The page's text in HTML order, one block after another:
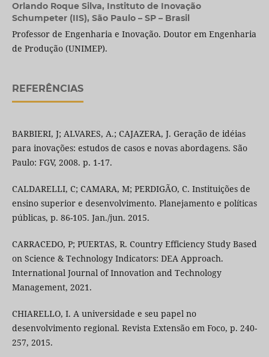
Orlando Roque Silva, Instituto de Inovação
Schumpeter (IIS), São Paulo – SP – Brasil
Professor de Engenharia e Inovação. Doutor em Engenharia
de Produção (UNIMEP).
REFERÊNCIAS
BARBIERI, J; ALVARES, A.; CAJAZERA, J. Geração de idéias
para inovações: estudos de casos e novas abordagens. São
Paulo: FGV, 2008. p. 1-17.
CALDARELLI, C; CAMARA, M; PERDIGÃO, C. Instituições de
ensino superior e desenvolvimento. Planejamento e políticas
públicas, p. 86-105. Jan./jun. 2015.
CARRACEDO, P; PUERTAS, R. Country Efficiency Study Based
on Science & Technology Indicators: DEA Approach.
International Journal of Innovation and Technology
Management, 2021.
CHIARELLO, I. A universidade e seu papel no
desenvolvimento regional. Revista Extensão em Foco, p. 240-
257, 2015.